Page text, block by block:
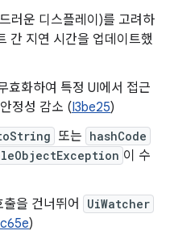
러운 디스플레이)를 고려하
간 지연 시간을 업데이트했
효화하여 특정 UI에서 접근
정성 감소 (I3be25)
또는 hashCode
이 수
출을 건너뛰어 UiWatcher
)